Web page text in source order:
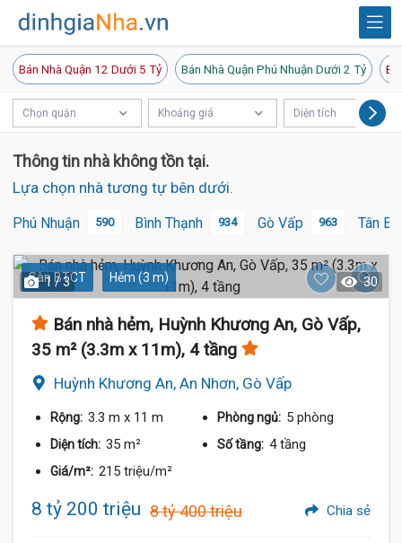
Bán Nhà Quận 12 Dưới 5 Tỷ Bán Nhà Quận Phú Nhuận Dưới 2 Tỷ
Chọn quận Khoảng giá Diện tích
Thông tin nhà không tồn tại.
Lựa chọn nhà tương tự bên dưới.
Phú Nhuận 590 Bình Thạnh 934 Gò Vấp 963 Tân
Sàn BTCT Hẻm (3 m)
1 / 3 30
Bán nhà hẻm, Huỳnh Khương An, Gò Vấp,
35 m² (3.3m x 11m), 4 tầng
Huỳnh Khương An, An Nhơn, Gò Vấp
Rộng: 3.3 m x 11 m Phòng ngủ: 5 phòng
Diện tích: 35 m² Số tầng: 4 tầng
Giá/m²: 215 triệu/m²
8 tỷ 200 triệu 8 tỷ 400 triệu Chia sẻ